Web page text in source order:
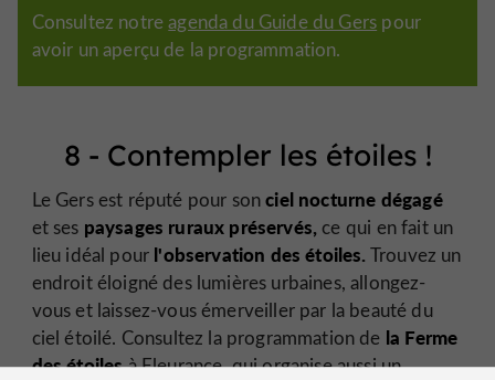
Consultez notreagenda du Guide du Gers pour
avoir un aperçu de la programmation.
8 - Contempler les étoiles !
Le Gers est réputé pour sonciel nocturne dégagé
et ses paysages ruraux préservés, ce qui en fait un
lieu idéal pour l'observation des étoiles. Trouvez un
endroit éloigné des lumières urbaines, allongez-
vous et laissez-vous émerveiller par la beauté du
ciel étoilé. Consultez la programmation de la Ferme
des étoilesà Fleurance, qui organise aussi un